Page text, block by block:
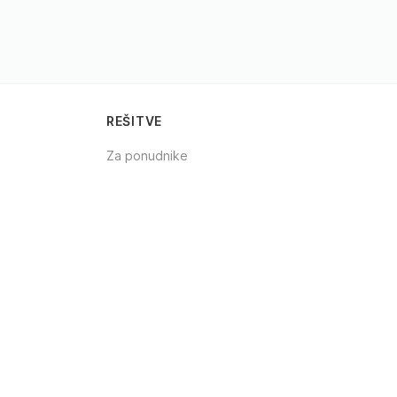
REŠITVE
Za ponudnike